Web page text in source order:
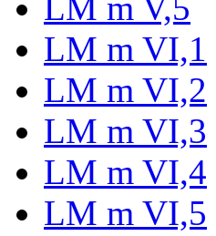
LM m VI,1
LM m VI,2
LM m VI,3
LM m VI,4
LM m VI,5